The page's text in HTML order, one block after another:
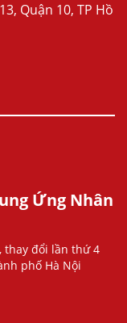
Quận 10, TP Hồ
Ứng Nhân
thay đổi lần thứ 4
phố Hà Nội